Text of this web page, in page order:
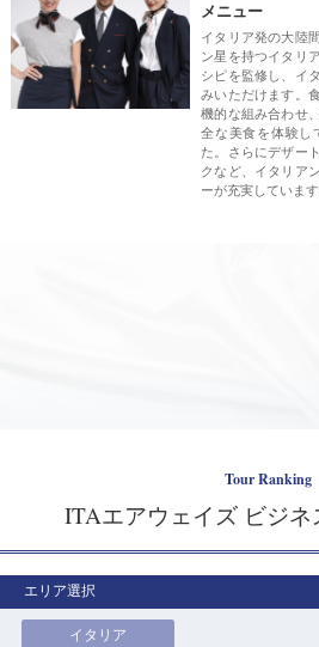
メニュー
イタリア発の大陸
ン星を持つイタリ
シピを監修し、イ
みいただけます。
機的な組み合わせ
全な美食を体験し
た。さらにデザー
クなど、イタリア
ーが充実しています
Tour Ranking
ITAエアウェイズ ビジ
エリア選択
イタリア